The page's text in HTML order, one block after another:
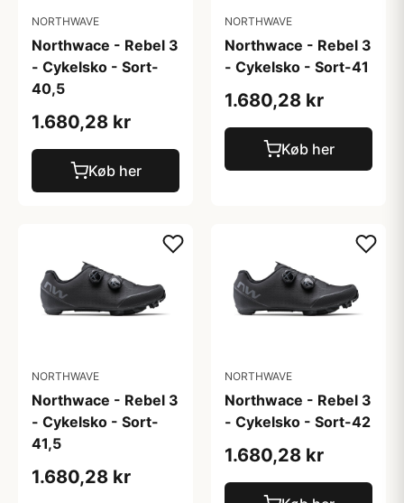
NORTHWAVE
Northwace - Rebel 3
- Cykelsko - Sort-
40,5
1.680,28 kr
Køb her
NORTHWAVE
Northwace - Rebel 3
- Cykelsko - Sort-41
1.680,28 kr
Køb her
NORTHWAVE
Northwace - Rebel 3
- Cykelsko - Sort-
41,5
1.680,28 kr
NORTHWAVE
Northwace - Rebel 3
- Cykelsko - Sort-42
1.680,28 kr